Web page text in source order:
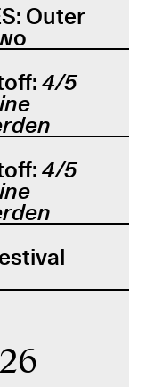
Outer
4/5
4/5